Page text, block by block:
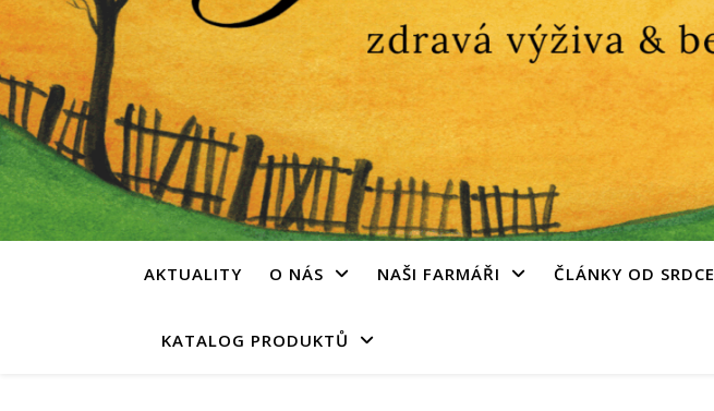
AKTUALITY O NÁS NAŠI FARMÁŘI ČLÁNKY OD SRDCE
KATALOG PRODUKTŮ